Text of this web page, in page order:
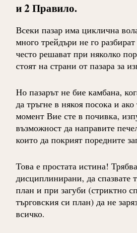
и 2 Правило.
Всеки пазар има циклична
много трейдъри не го
често решават при няколко
стоят на страни от пазара за
Но пазарът не бие камбана,
да тръгне в някоя посока и
момент Вие сте в почивка,
възможност да направите
които да покрият поредните
Това е простата истина!
дисциплинирани, да спазвате
план и при загуби (стриктно
търговския си план) да не
всичко.